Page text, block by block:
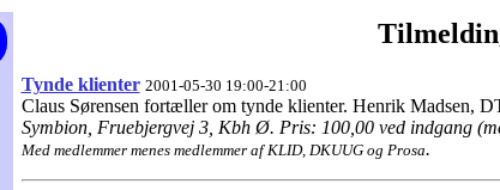
Tynde klienter 2001-05-30 19:00-21:00
Claus Sørensen fortæller om tynde klienter. Henrik Madsen,
Symbion, Fruebjergvej 3, Kbh Ø. Pris: 100,00 ved indgang
Med medlemmer menes medlemmer af KLID, DKUUG og Prosa.